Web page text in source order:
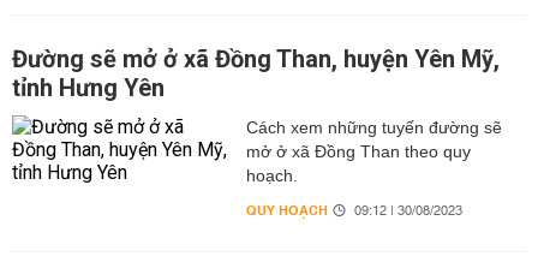
Đường sẽ mở ở xã Đồng Than, huyện Yên Mỹ,
tỉnh Hưng Yên
Cách xem những tuyến đường sẽ
mở ở xã Đồng Than theo quy
hoạch.
QUY HOẠCH 09:12 | 30/08/2023